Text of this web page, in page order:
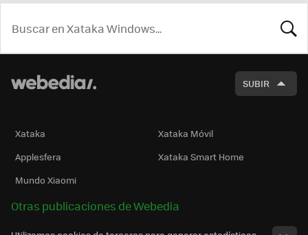
SUBIR
Xataka
Xataka Móvil
Applesfera
Xataka Smart Home
Mundo Xiaomi
Otras publicaciones de Webedia